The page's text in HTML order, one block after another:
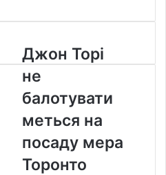
Джон
Торі
не
балотуватиметься
на
посаду
Торонто
цього
Джон Торі
не
балотувати
меться на
посаду мера
Торонто